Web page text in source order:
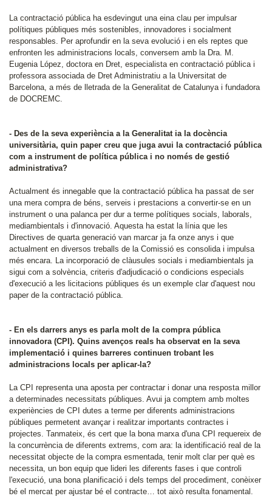
La contractació pública ha esdevingut una eina clau per impulsar
polítiques públiques més sostenibles, innovadores i socialment
responsables. Per aprofundir en la seva evolució i en els reptes que
enfronten les administracions locals, conversem amb la Dra. M.
Eugenia López, doctora en Dret, especialista en contractació pública i
professora associada de Dret Administratiu a la Universitat de
Barcelona, a més de lletrada de la Generalitat de Catalunya i fundadora
de DOCREMC.
- Des de la seva experiència a la Generalitat ia la docència
universitària, quin paper creu que juga avui la contractació pública
com a instrument de política pública i no només de gestió
administrativa?
Actualment és innegable que la contractació pública ha passat de ser
una mera compra de béns, serveis i prestacions a convertir-se en un
instrument o una palanca per dur a terme polítiques socials, laborals,
mediambientals i d'innovació. Aquesta ha estat la línia que les
Directives de quarta generació van marcar ja fa onze anys i que
actualment en diversos treballs de la Comissió es consolida i impulsa
més encara. La incorporació de clàusules socials i mediambientals ja
sigui com a solvència, criteris d'adjudicació o condicions especials
d'execució a les licitacions públiques és un exemple clar d'aquest nou
paper de la contractació pública.
- En els darrers anys es parla molt de la compra pública
innovadora (CPI). Quins avenços reals ha observat en la seva
implementació i quines barreres continuen trobant les
administracions locals per aplicar-la?
La CPI representa una aposta per contractar i donar una resposta millor
a determinades necessitats públiques. Avui ja comptem amb moltes
experiències de CPI dutes a terme per diferents administracions
públiques permetent avançar i realitzar importants contractes i
projectes. Tanmateix, és cert que la bona marxa d'una CPI requereix de
la concurrència de diferents extrems, com ara: la identificació real de la
necessitat objecte de la compra esmentada, tenir molt clar per què es
necessita, un bon equip que lideri les diferents fases i que controli
l'execució, una bona planificació i dels temps del procediment, conèixer
bé el mercat per ajustar bé el contracte… tot això resulta fonamental.